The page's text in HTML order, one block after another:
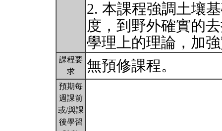
2. 本課程強調土壤
度，到野外確實的
學理上的理論，加
課程要
求
無預修課程。
預期每
週課前
或/與課
後學習